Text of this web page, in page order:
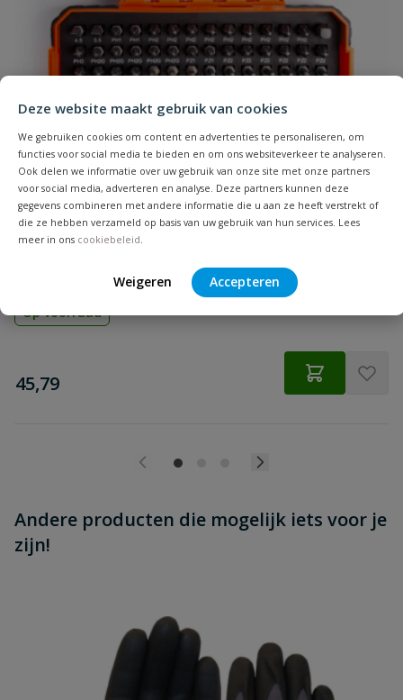
Deze website maakt gebruik van cookies
We gebruiken cookies om content en advertenties te personaliseren, om
functies voor social media te bieden en om ons websiteverkeer te analyseren.
Ook delen we informatie over uw gebruik van onze site met onze partners
voor social media, adverteren en analyse. Deze partners kunnen deze
gegevens combineren met andere informatie die u aan ze heeft verstrekt of
die ze hebben verzameld op basis van uw gebruik van hun services. Lees
meer in ons cookiebeleid.
Weigeren Accepteren
materiaal
Hoofdvorm verzonken kop
Koponderzijde remribben
Lengte 12 mm
Materiaal verzinkt staal
Punt S-punt
Samenvatting
Beoordeling
Beoordeling versturen
Bahco 59/S100BC 100-delige bitset
100-delige bitset met Gleuf-, Phillips®, Pozidriv®, Hexagon,
Op voorraad
€
45,79
Andere producten die mogelijk iets voor je
zijn!